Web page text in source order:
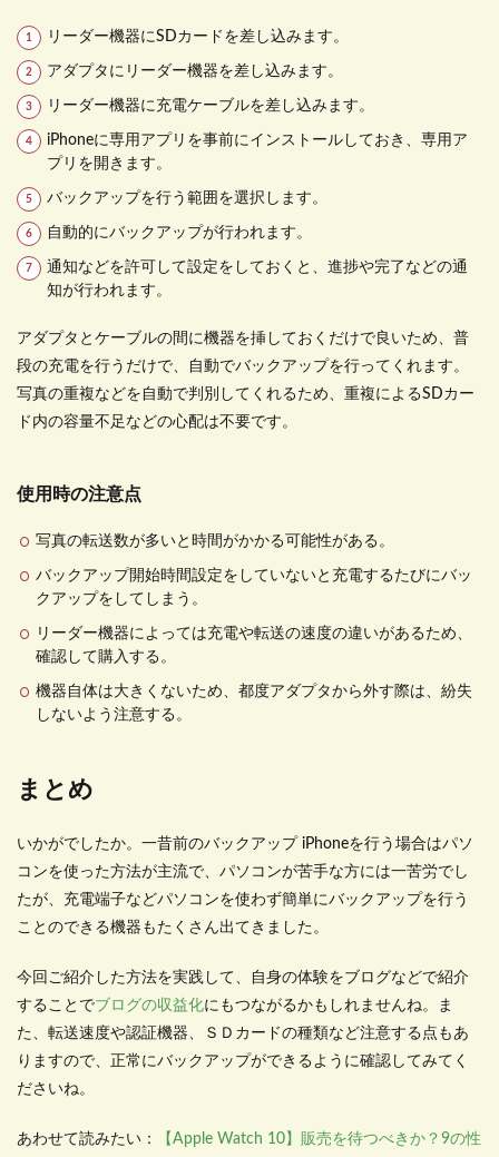
リーダー機器にSDカードを差し込みます。
アダプタにリーダー機器を差し込みます。
リーダー機器に充電ケーブルを差し込みます。
iPhoneに専用アプリを事前にインストールしておき、専用ア
プリを開きます。
バックアップを行う範囲を選択します。
自動的にバックアップが行われます。
通知などを許可して設定をしておくと、進捗や完了などの通
知が行われます。
アダプタとケーブルの間に機器を挿しておくだけで良いため、普
段の充電を行うだけで、自動でバックアップを行ってくれます。
写真の重複などを自動で判別してくれるため、重複によるSDカー
ド内の容量不足などの心配は不要です。
使用時の注意点
写真の転送数が多いと時間がかかる可能性がある。
バックアップ開始時間設定をしていないと充電するたびにバッ
クアップをしてしまう。
リーダー機器によっては充電や転送の速度の違いがあるため、
確認して購入する。
機器自体は大きくないため、都度アダプタから外す際は、紛失
しないよう注意する。
まとめ
いかがでしたか。一昔前のバックアップ iPhoneを行う場合はパソ
コンを使った方法が主流で、パソコンが苦手な方には一苦労でし
たが、充電端子などパソコンを使わず簡単にバックアップを行う
ことのできる機器もたくさん出てきました。
今回ご紹介した方法を実践して、自身の体験をブログなどで紹介
することでブログの収益化にもつながるかもしれませんね。ま
た、転送速度や認証機器、ＳＤカードの種類など注意する点もあ
りますので、正常にバックアップができるように確認してみてく
ださいね。
あわせて読みたい：
【Apple Watch 10】販売を待つべきか？9の性